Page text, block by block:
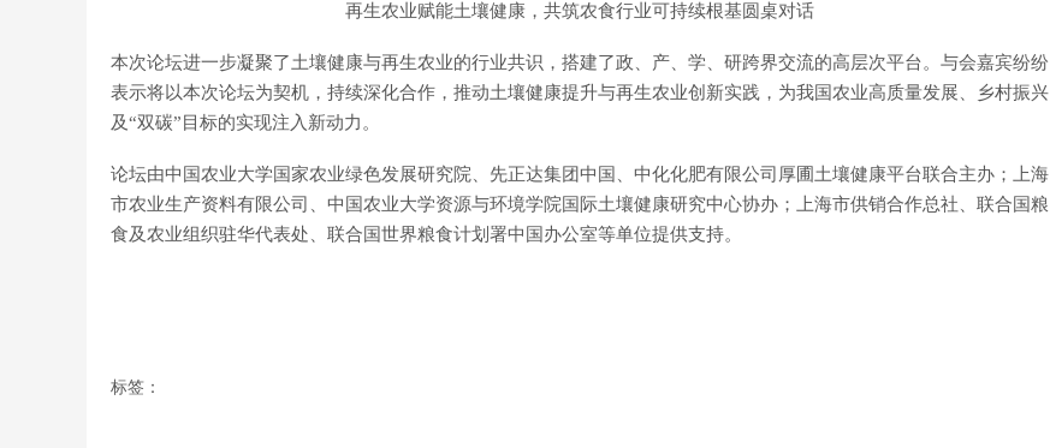
再生农业赋能土壤健康，共筑农食行业可持续根基圆桌对话
本次论坛进一步凝聚了土壤健康与再生农业的行业共识，搭建了政、产、学、研跨界交流的高层次平台。与会嘉宾纷纷
表示将以本次论坛为契机，持续深化合作，推动土壤健康提升与再生农业创新实践，为我国农业高质量发展、乡村振兴
及“双碳”目标的实现注入新动力。
论坛由中国农业大学国家农业绿色发展研究院、先正达集团中国、中化化肥有限公司厚圃土壤健康平台联合主办；上海
市农业生产资料有限公司、中国农业大学资源与环境学院国际土壤健康研究中心协办；上海市供销合作总社、联合国粮
食及农业组织驻华代表处、联合国世界粮食计划署中国办公室等单位提供支持。
标签：